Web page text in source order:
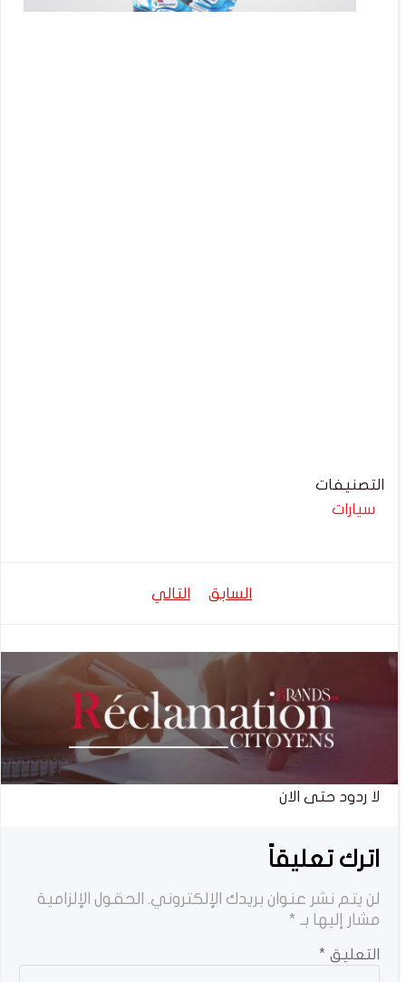
التصنيفات
سيارات
السابق
تصفّح
التالي
لا ردود حتى الان
اترك تعليقاً
لن يتم نشر عنوان بريدك الإلكتروني. الحقول الإلزامية
مشار إليها بـ *
التعليق *